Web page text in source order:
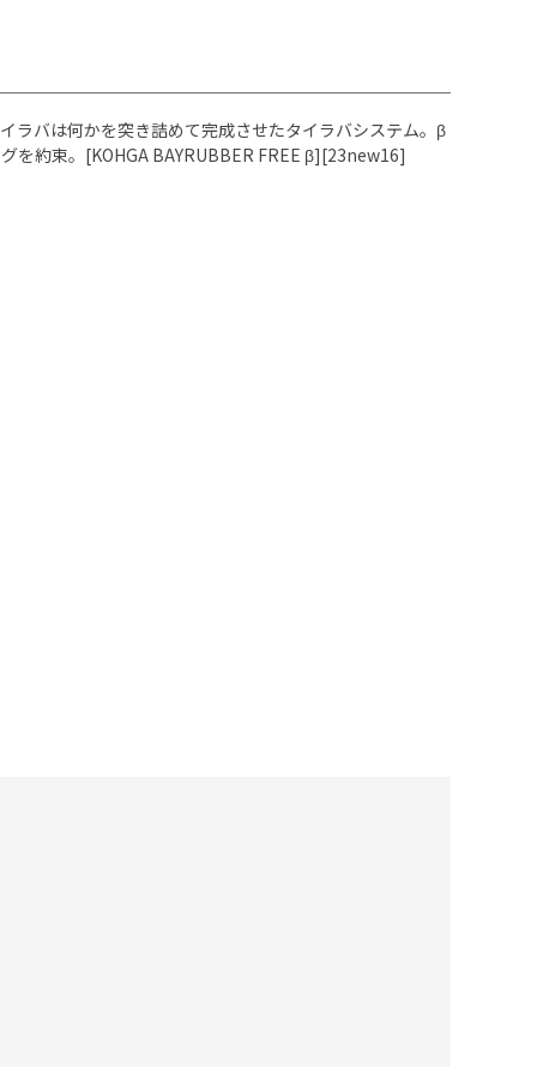
ラバは何かを突き詰めて完成させたタイラバシステム。β
を約束。[KOHGA BAYRUBBER FREE β][23new16]